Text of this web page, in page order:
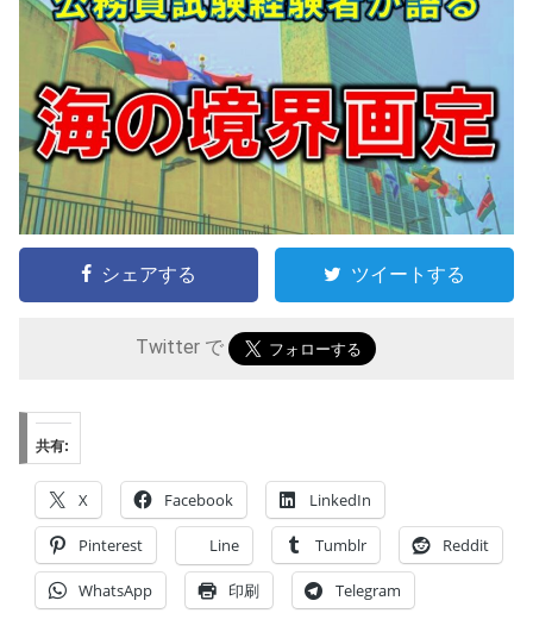
シェアする ツイートする
Twitter で
共有:
X Facebook LinkedIn
Pinterest Line Tumblr Reddit
WhatsApp 印刷 Telegram